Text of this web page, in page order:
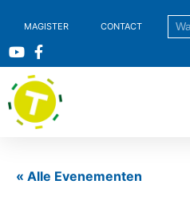
MAGISTER CONTACT
« Alle Evenementen